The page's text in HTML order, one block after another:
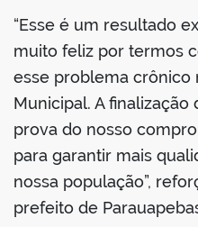
“Esse é um resultado
muito feliz por termos
esse problema crônico
Municipal. A finalização
prova do nosso
para garantir mais
nossa população”,
prefeito de